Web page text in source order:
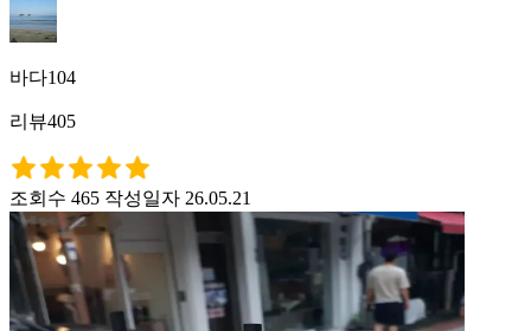
바다104
리뷰405
조회수 465 작성일자 26.05.21